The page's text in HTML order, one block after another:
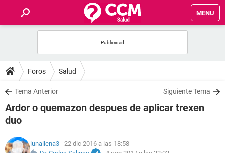
MENU
FOROS
SALUD
FAMILIA
NUTRICIÓN
Foros Salud
Tema Anterior Siguiente Tema
Ardor o quemazon despues de aplicar trexen
duo
lunallena3 - 22 dic 2016 a las 18:58